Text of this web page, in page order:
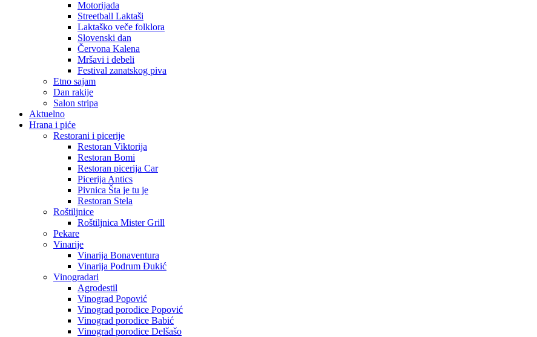
Motorijada
Streetball Laktaši
Laktaško veče folklora
Slovenski dan
Červona Kalena
Mršavi i debeli
Festival zanatskog piva
Etno sajam
Dan rakije
Salon stripa
Aktuelno
Hrana i piće
Restorani i picerije
Restoran Viktorija
Restoran Bomi
Restoran picerija Car
Picerija Antics
Pivnica Šta je tu je
Restoran Stela
Roštiljnice
Roštiljnica Mister Grill
Pekare
Vinarije
Vinarija Bonaventura
Vinarija Podrum Đukić
Vinogradari
Agrodestil
Vinograd Popović
Vinograd porodice Popović
Vinograd porodice Babić
Vinograd porodice Delšašo